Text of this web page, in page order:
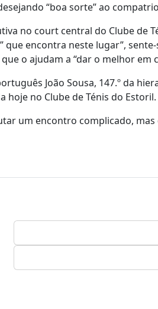
“boa sorte” ao
no court central do Clube de
que encontra neste lugar”,
o ajudam a “dar o melhor em
João Sousa, 147.º da
no Clube de Ténis do Estoril.
um encontro complicado,